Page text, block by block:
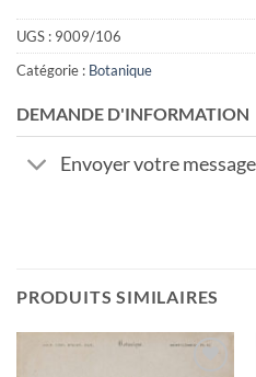
UGS : 9009/106
Catégorie : Botanique
DEMANDE D'INFORMATION
Envoyer votre message
PRODUITS SIMILAIRES